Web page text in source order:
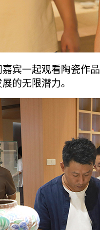
宾一起观看陶瓷作
的无限潜力。